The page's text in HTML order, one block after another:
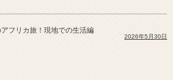
フリカ旅！現地での生活編
2026年5月30日